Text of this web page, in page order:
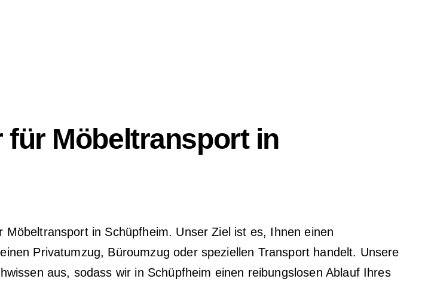
für Möbeltransport in
in Schüpfheim. Unser Ziel ist es, Ihnen einen
Privatumzug, Büroumzug oder speziellen Transport handelt. Unsere
aus, sodass wir in Schüpfheim einen reibungslosen Ablauf Ihres